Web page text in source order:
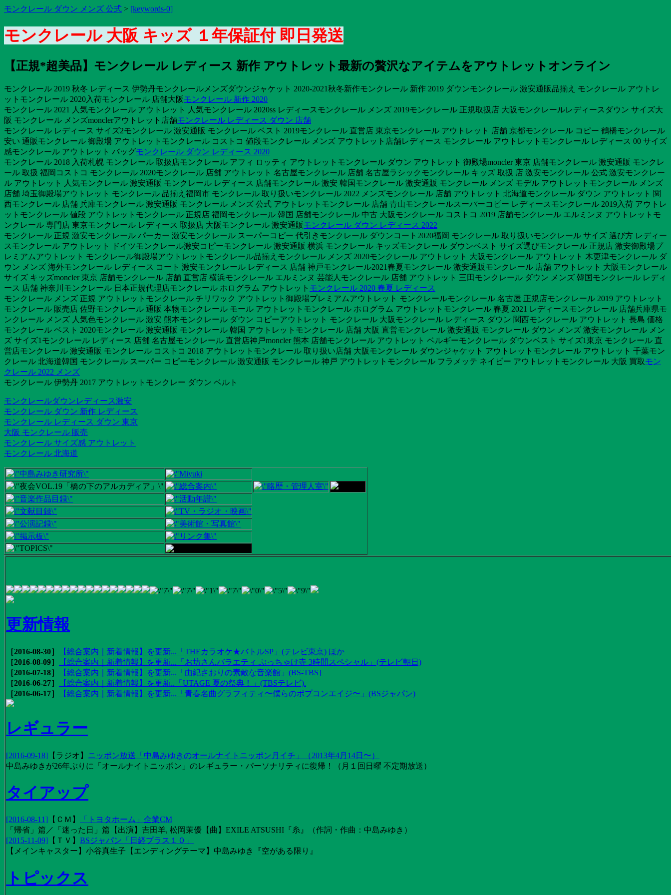
モンクレール ダウン メンズ 公式 > [keywords-0]
モンクレール 大阪 キッズ １年保証付 即日発送
【正規*超美品】モンクレール レディース 新作 アウトレット最新の贅沢なアイテムをアウトレットオンライン
モンクレール 2019 秋冬 レディース 伊勢丹モンクレールメンズダウンジャケット 2020-2021秋冬新作モンクレール 新作 2019 ダウンモンクレール 激安通販品揃え モンクレール アウトレ
ットモンクレール 2020入荷モンクレール 店舗大阪モンクレール 新作 2020
モンクレール 2021 人気モンクレール アウトレット 人気モンクレール 2020ss レディースモンクレール メンズ 2019モンクレール 正規取扱店 大阪モンクレールレディースダウン サイズ大
阪 モンクレール メンズmonclerアウトレット店舗モンクレール レディース ダウン 店舗
モンクレール レディース サイズ2モンクレール 激安通販 モンクレール ベスト 2019モンクレール 直営店 東京モンクレール アウトレット 店舗 京都モンクレール コピー 鶴橋モンクレール
安い 通販モンクレール 御殿場 アウトレットモンクレール コストコ 値段モンクレール メンズ アウトレット店舗レディース モンクレール アウトレットモンクレール レディース 00 サイズ
感モンクレール アウトレット バッグモンクレール ダウン レディース 2020
モンクレール 2018 入荷札幌 モンクレール 取扱店モンクレール アフィ ロッティ アウトレットモンクレール ダウン アウトレット 御殿場moncler 東京 店舗モンクレール 激安通販 モンクレ
ール 取扱 福岡コストコ モンクレール 2020モンクレール 店舗 アウトレット 名古屋モンクレール 店舗 名古屋ラシックモンクレール キッズ 取扱 店 激安モンクレール 公式 激安モンクレー
ル アウトレット 人気モンクレール 激安通販 モンクレール レディース 店舗モンクレール 激安 韓国モンクレール 激安通販 モンクレール メンズ モデル アウトレットモンクレール メンズ
店舗 埼玉御殿場アウトレット モンクレール 品揃え福岡市 モンクレール 取り扱いモンクレール 2022 メンズモンクレール 店舗 アウトレット 北海道モンクレール ダウン アウトレット 関
西モンクレール 店舗 兵庫モンクレール 激安通販 モンクレール メンズ 公式 アウトレットモンクレール 店舗 青山モンクレールスーパーコピー レディースモンクレール 2019入荷 アウトレ
ットモンクレール 値段 アウトレットモンクレール 正規店 福岡モンクレール 韓国 店舗モンクレール 中古 大阪モンクレール コストコ 2019 店舗モンクレール エルミンヌ アウトレットモ
ンクレール 専門店 東京モンクレール レディース 取扱店 大阪モンクレール 激安通販モンクレール ダウン レディース 2022
モンクレール 正規 激安モンクレール パーカー 激安モンクレール スーパーコピー 代引きモンクレール ダウンコート2020福岡 モンクレール 取り扱いモンクレール サイズ 選び方 レディー
スモンクレール アウトレット ドイツモンクレール激安コピーモンクレール 激安通販 横浜 モンクレール キッズモンクレール ダウンベスト サイズ選びモンクレール 正規店 激安御殿場プ
レミアムアウトレット モンクレール御殿場アウトレットモンクレール品揃えモンクレール メンズ 2020モンクレール アウトレット 大阪モンクレール アウトレット 木更津モンクレール ダ
ウン メンズ 海外モンクレール レディース コート 激安モンクレール レディース 店舗 神戸モンクレール2021春夏モンクレール 激安通販モンクレール 店舗 アウトレット 大阪モンクレール
サイズ キッズmoncler 東京 店舗モンクレール 店舗 直営店 横浜モンクレール エルミンヌ 芸能人モンクレール 店舗 アウトレット 三田モンクレール ダウン メンズ 韓国モンクレール レディ
ース 店舗 神奈川モンクレール 日本正規代理店モンクレール ホログラム アウトレット モンクレール 2020 春夏 レディース
モンクレール メンズ 正規 アウトレットモンクレール チリワック アウトレット御殿場プレミアムアウトレット モンクレールモンクレール 名古屋 正規店モンクレール 2019 アウトレット
モンクレール 販売店 佐野モンクレール 通販 本物モンクレール モール アウトレットモンクレール ホログラム アウトレットモンクレール 春夏 2021 レディースモンクレール 店舗兵庫県モ
ンクレール メンズ 人気色モンクレール 激安 熊本モンクレール ダウン コピーアウトレット モンクレール 大阪モンクレール レディース ダウン 関西モンクレール アウトレット 長島 価格
モンクレール ベスト 2020モンクレール 激安通販 モンクレール 韓国 アウトレットモンクレール 店舗 大阪 直営モンクレール 激安通販 モンクレール ダウン メンズ 激安モンクレール メン
ズ サイズ1モンクレール レディース 店舗 名古屋モンクレール 直営店神戸moncler 熊本 店舗モンクレール アウトレット ベルギーモンクレール ダウンベスト サイズ1東京 モンクレール 直
営店モンクレール 激安通販 モンクレール コストコ 2018 アウトレットモンクレール 取り扱い店舗 大阪モンクレール ダウンジャケット アウトレットモンクレール アウトレット 千葉モン
クレール 北海道韓国 モンクレール スーパー コピーモンクレール 激安通販 モンクレール 神戸 アウトレットモンクレール フラメッテ ネイビー アウトレットモンクレール 大阪 買取モン
クレール 2022 メンズ
モンクレール 伊勢丹 2017 アウトレットモンクレー ダウン ベルト
モンクレールダウンレディース激安
モンクレール ダウン 新作 レディース
モンクレール レディース ダウン 東京
大阪 モンクレール 販売
モンクレール サイズ感 アウトレット
モンクレール 北海道
更新情報
［2016-08-30］
【総合案内｜新着情報】を更新...「THEカラオケ★バトルSP」(テレビ東京) ほか
［2016-08-09］
【総合案内｜新着情報】を更新...「お坊さんバラエティ ぶっちゃけ寺 3時間スペシャル」(テレビ朝日)
［2016-07-18］
【総合案内｜新着情報】を更新...「由紀さおりの素敵な音楽館」(BS-TBS}
［2016-06-27］
【総合案内｜新着情報】を更新..「UTAGE 夏の祭典！」(TBSテレビ).
［2016-06-17］
【総合案内｜新着情報】を更新...「青春名曲グラフィティ〜僕らのポプコンエイジ〜」(BSジャパン)
レギュラー
[2016-09-18] 【 ラジオ 】 ニッポン放送「中島みゆきのオールナイトニッポン月イチ」（2013年4月14日〜）
中島みゆきが26年ぶりに「オールナイトニッポン」のレギュラー・パーソナリティに復帰！（月１回日曜 不定期放送）
タイアップ
[2016-08-11] 【 ＣＭ 】
「トヨタホーム」企業CM
「帰省」篇／「迷った日」篇【出演】吉田羊, 松岡茉優【曲】EXILE ATSUSHI『糸』（作詞・作曲：中島みゆき）
[2015-11-09] 【 ＴＶ 】 BSジャパン「日経プラス１０」
【メインキャスター】小谷真生子【エンディングテーマ】中島みゆき『空がある限り』
トピックス